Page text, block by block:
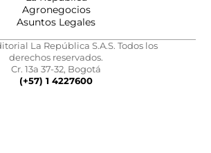
Agronegocios
Asuntos Legales
La República S.A.S. Todos los
derechos reservados.
Cr. 13a 37-32, Bogotá
(+57) 1 4227600